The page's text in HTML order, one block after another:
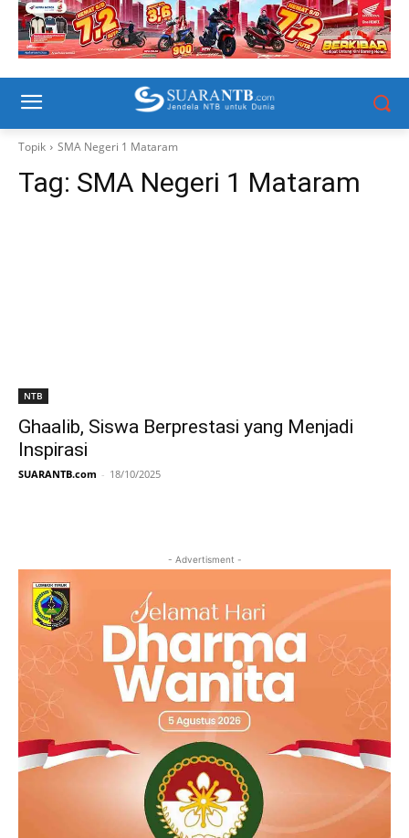
Topik SMA Negeri 1 Mataram
Tag: SMA Negeri 1 Mataram
NTB
Ghaalib, Siswa Berprestasi yang Menjadi
Inspirasi
SUARANTB.com - 18/10/2025
- Advertisment -